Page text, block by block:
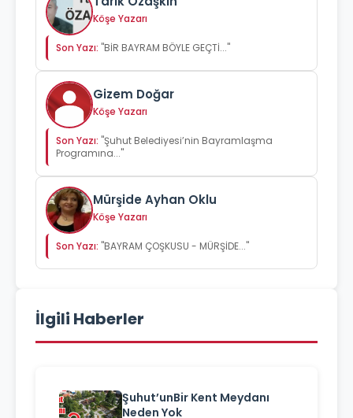
Köşe Yazarı
Son Yazı: "BİR BAYRAM BÖYLE GEÇTİ..."
Gizem Doğar
Köşe Yazarı
Son Yazı: "Şuhut Belediyesi’nin Bayramlaşma
Programına..."
Mürşide Ayhan Oklu
Köşe Yazarı
Son Yazı: "BAYRAM ÇOŞKUSU - MÜRŞİDE..."
İlgili Haberler
Şuhut’unBir Kent Meydanı
Neden Yok